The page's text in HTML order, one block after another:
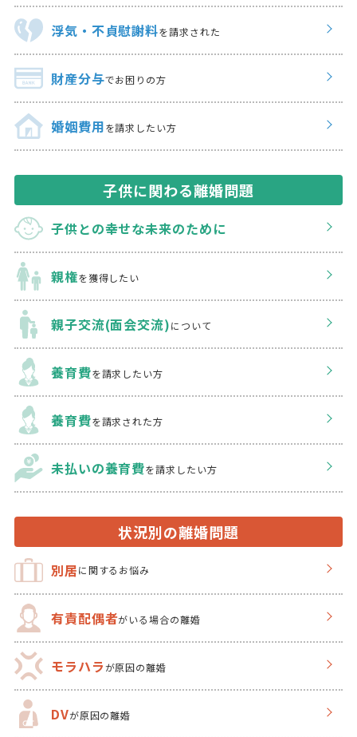
浮気・不貞慰謝料を請求された
財産分与でお困りの方
婚姻費用を請求したい方
子供に関わる離婚問題
子供との幸せな未来のために
親権を獲得したい
親子交流(面会交流)について
養育費を請求したい方
養育費を請求された方
未払いの養育費を請求したい方
状況別の離婚問題
別居に関するお悩み
有責配偶者がいる場合の離婚
モラハラが原因の離婚
DVが原因の離婚